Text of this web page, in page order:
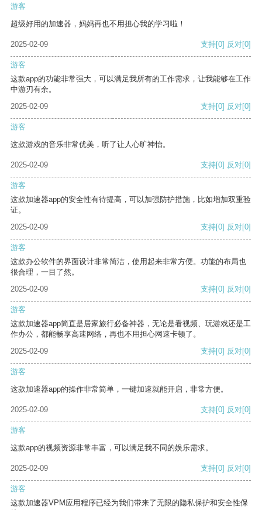
游客
超级好用的加速器，妈妈再也不用担心我的学习啦！
2025-02-09 支持[0] 反对[0]
游客
这款app的功能非常强大，可以满足我所有的工作需求，让我能够在工作
中游刃有余。
2025-02-09
支持[0] 反对[0]
游客
这款游戏的音乐非常优美，听了让人心旷神怡。
2025-02-09 支持[0] 反对[0]
游客
这款加速器app的安全性有待提高，可以加强防护措施，比如增加双重验
证。
2025-02-09
支持[0] 反对[0]
游客
这款办公软件的界面设计非常简洁，使用起来非常方便。功能的布局也
很合理，一目了然。
2025-02-09
支持[0] 反对[0]
游客
这款加速器app简直是居家旅行必备神器，无论是看视频、玩游戏还是工
作办公，都能畅享高速网络，再也不用担心网速卡顿了。
2025-02-09
支持[0] 反对[0]
游客
这款加速器app的操作非常简单，一键加速就能开启，非常方便。
2025-02-09 支持[0] 反对[0]
游客
这款app的视频资源非常丰富，可以满足我不同的娱乐需求。
2025-02-09 支持[0] 反对[0]
游客
这款加速器VPM应用程序已经为我们带来了无限的隐私保护和安全性保